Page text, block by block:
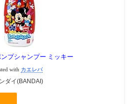
プシャンプー ミッキー
with カエレバ
ダイ(BANDAI)